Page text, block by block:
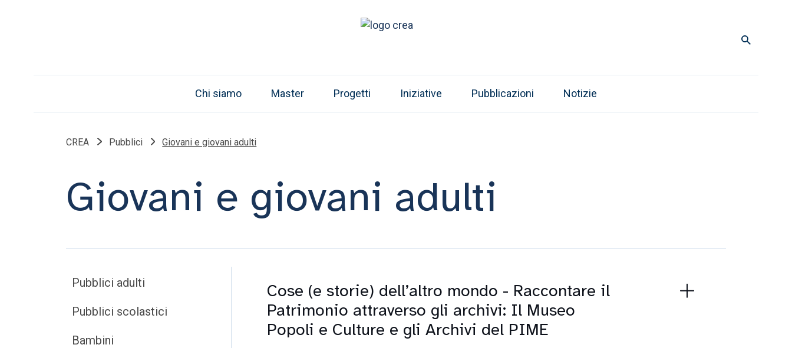
Chi siamo Master Progetti Iniziative Pubblicazioni Notizie
CREA Pubblici Giovani e giovani adulti
Giovani e giovani adulti
Pubblici adulti
Pubblici scolastici
Bambini
Cose (e storie) dell’altro mondo - Raccontare il
Patrimonio attraverso gli archivi: Il Museo
Popoli e Culture e gli Archivi del PIME